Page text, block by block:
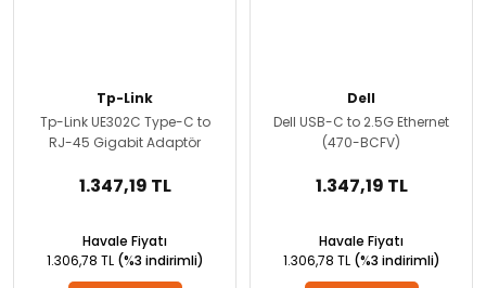
Tp-Link
Tp-Link UE302C Type-C to
RJ-45 Gigabit Adaptör
1.347,19 TL
Havale Fiyatı
1.306,78 TL (%3 indirimli)
Dell
Dell USB-C to 2.5G Ethernet
(470-BCFV)
1.347,19 TL
Havale Fiyatı
1.306,78 TL (%3 indirimli)